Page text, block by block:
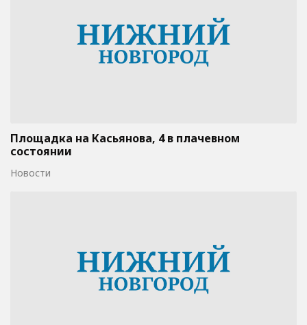
Площадка на Касьянова, 4 в плачевном
состоянии
Новости